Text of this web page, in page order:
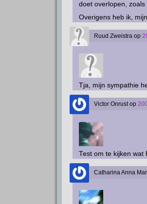
doet overlopen,
Overigens heb ik,
Ruud Zweistraop
Tja, mijn sympathie
Victor Onrustop
Test om te kijken wat
Catharina Anna